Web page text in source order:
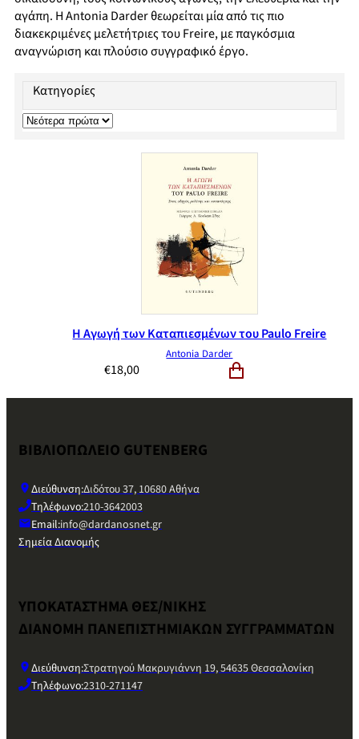
αγάπη. Η Antonia Darder θεωρείται μία από τις πιο
διακεκριμένες μελετήτριες του Freire, με παγκόσμια
αναγνώριση και πλούσιο συγγραφικό έργο.
Κατηγορίες
Η Αγωγή των Καταπιεσμένων του Paulo Freire
Antonia Darder
€18,00
ΒΙΒΛΙΟΠΩΛΕΙΟ GUTENBERG
Διεύθυνση:Διδότου 37, 10680 Αθήνα
Τηλέφωνο:210-3642003
Email:info@dardanosnet.gr
Σημεία Διανομής
ΥΠΟΚΑΤΑΣΤΗΜΑ ΘΕΣ/ΝΙΚΗΣ
ΔΙΑΝΟΜΗ ΠΑΝΕΠΙΣΤΗΜΙΑΚΩΝ ΣΥΓΓΡΑΜΜΑΤΩΝ
Διεύθυνση:Στρατηγού Μακρυγιάννη 19, 54635 Θεσσαλονίκη
Τηλέφωνο:2310-271147